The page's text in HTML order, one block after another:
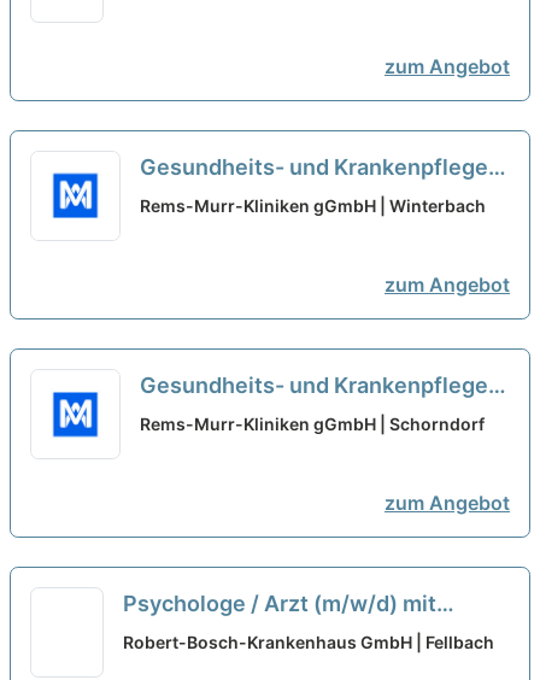
zum Angebot
Gesundheits- und Krankenpfleger
(m/w/d) - Geriatrie und
Rems-Murr-Kliniken gGmbH | Winterbach
zum Angebot
Gesundheits- und Krankenpfleger
(m/w/d) - Geriatrie und
Rems-Murr-Kliniken gGmbH | Schorndorf
zum Angebot
Psychologe / Arzt (m/w/d) mit
abgeschlossener oder
Robert-Bosch-Krankenhaus GmbH | Fellbach